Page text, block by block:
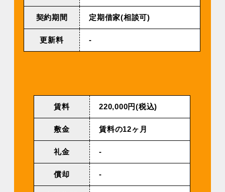
契約期間 定期借家(相談可)
更新料 -
賃料 220,000円(税込)
敷金 賃料の12ヶ月
礼金 -
償却 -